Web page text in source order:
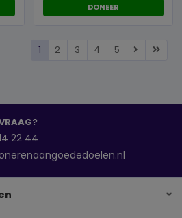
DONEER
1 2 3 4 5
22 44